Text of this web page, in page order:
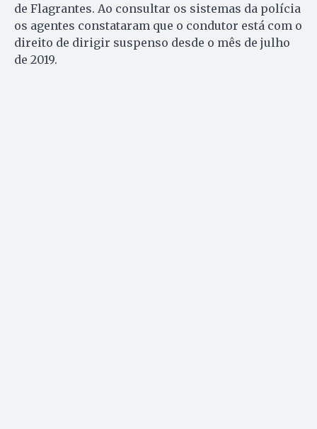
de Flagrantes. Ao consultar os sistemas da polícia
os agentes constataram que o condutor está com o
direito de dirigir suspenso desde o mês de julho
de 2019.